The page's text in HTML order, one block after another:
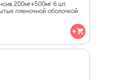
200мг+500мг 6 шт.
пленочной оболочкой